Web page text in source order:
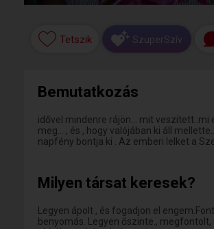
Tetszik SzuperSzív
Bemutatkozás
idővel mindenre rájön... mit veszitett..mi
meg... , és , hogy valójában ki áll
napfény bontja ki . Az emberi lelket a
Milyen társat keresek?
Legyen ápolt , és fogadjon el
benyomás. Legyen őszinte., megfontolt,